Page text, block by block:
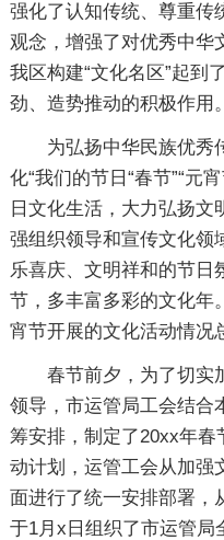
强化了认知传统、尊重传
观念，增强了对优秀中华
我区构建“文化名区”起到
劲、造势推动的积极作用。
为弘扬中华民族优秀
化“我们的节日“春节”“元
日文化生活，大力弘扬
强组织领导和宣传文化领
乐喜庆、文明祥和的节日
节，多丰富多彩的文化年
宵节开展的文化活动情况
春节前夕，为了切实
领导，市运管局工会结合
筹安排，制定了20xx年
动计划，运管工会从加强
面进行了统一安排部署，
于1月x日组织了市运管局